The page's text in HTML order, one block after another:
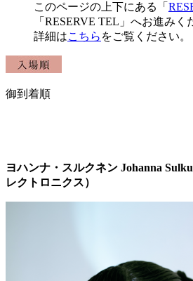
このページの上下にある「
「RESERVE TEL」へお進みく
詳細はこちら をご覧ください。
御到着順
ヨハンナ・スルクネン Johanna
レクトロニクス）